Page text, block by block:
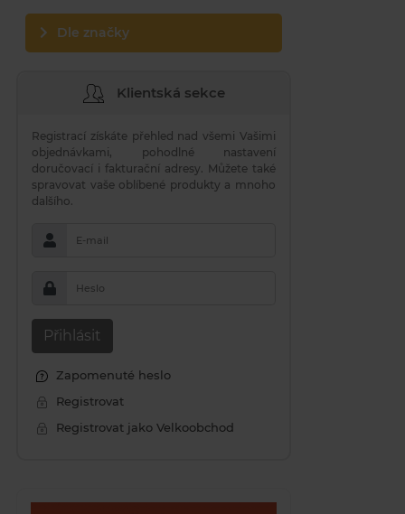
Dle značky
Klientská sekce
Registrací získáte přehled nad všemi Vašimi
objednávkami, pohodlné nastavení
doručovací i fakturační adresy. Můžete také
spravovat vaše oblíbené produkty a mnoho
dalšího.
E-mail
Heslo
Přihlásit
Zapomenuté heslo
Registrovat
Registrovat jako Velkoobchod